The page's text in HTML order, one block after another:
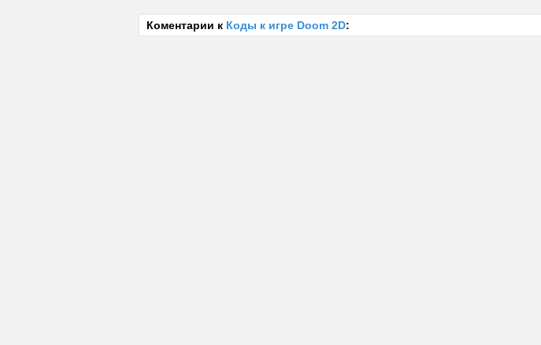
Коментарии к Коды к игре Doom 2D: